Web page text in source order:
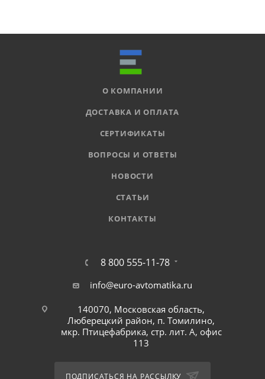
О КОМПАНИИ
ДОСТАВКА И ОПЛАТА
СЕРТИФИКАТЫ
ВОПРОСЫ И ОТВЕТЫ
НОВОСТИ
СТАТЬИ
КОНТАКТЫ
8 800 555-11-78
info@euro-avtomatika.ru
140070, Московская область,
Люберецкий район, п. Томилино,
мкр. Птицефабрика, стр. лит. А, офис
113
ПОДПИСАТЬСЯ НА РАССЫЛКУ